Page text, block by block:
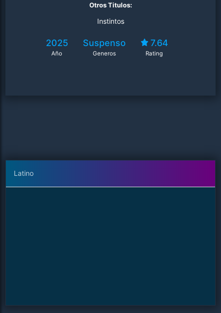
Otros Titulos:
Instintos
2025
Año
Suspenso
Generos
7.64
Rating
Latino